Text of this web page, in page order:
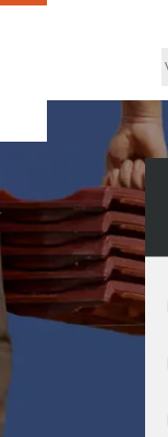
Rénovation de
toiture 21